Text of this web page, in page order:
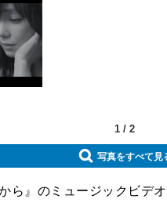
1 / 2
写真をすべて見
』のミュージックビデ